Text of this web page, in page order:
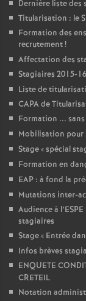
Dernière liste des
Titularisation : le
Formation des
recrutement!
Affectation des
Stagiaires 2015-
Liste de
CAPAde
Formation ...
Mobilisation
Stage «spécial
Formation en
EAP : à fond la
Mutations inter-
Audience à l’ESPE
stagiaires
Stage « Entrée
Infos brèves
ENQUETE
CRETEIL
Notation